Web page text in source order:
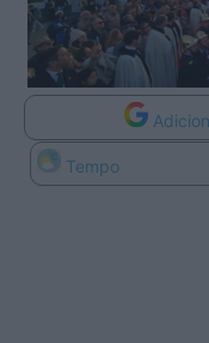
Tempo